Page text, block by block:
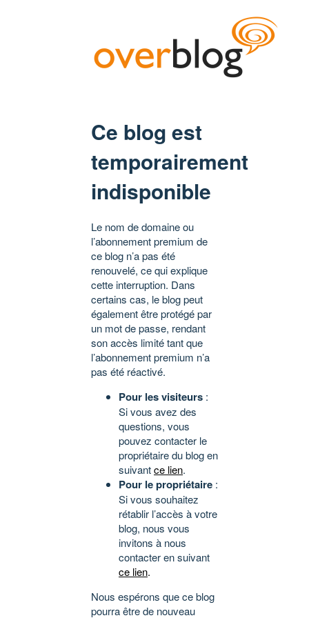
Ce blog est
temporairement
indisponible
Le nom de domaine ou
l’abonnement premium de
ce blog n’a pas été
renouvelé, ce qui explique
cette interruption. Dans
certains cas, le blog peut
également être protégé par
un mot de passe, rendant
son accès limité tant que
l’abonnement premium n’a
pas été réactivé.
Pour les visiteurs :
Si vous avez des
questions, vous
pouvez contacter le
propriétaire du blog en
suivantce lien.
Pour le propriétaire :
Si vous souhaitez
rétablir l’accès à votre
blog, nous vous
invitons à nous
contacter en suivant
ce lien.
Nous espérons que ce blog
pourra être de nouveau